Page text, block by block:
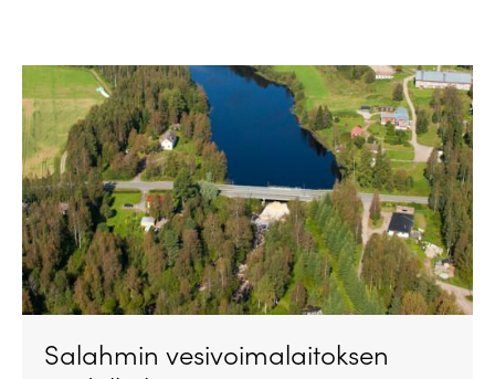
Salahmin vesivoimalaitoksen